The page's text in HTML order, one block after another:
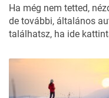
Ha még nem tetted,
de további, általános
találhatsz, ha ide